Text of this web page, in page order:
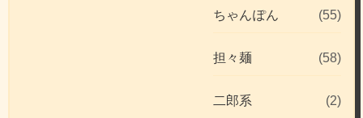
ちゃんぽん (55)
担々麺 (58)
二郎系 (2)